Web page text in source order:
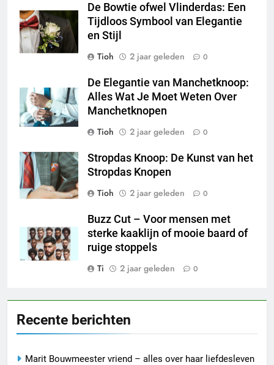
De Bowtie ofwel Vlinderdas: Een
Tijdloos Symbool van Elegantie
en Stijl
Tioh
2 jaar geleden 0
De Elegantie van Manchetknoop:
Alles Wat Je Moet Weten Over
Manchetknopen
Tioh
2 jaar geleden 0
Stropdas Knoop: De Kunst van het
Stropdas Knopen
Tioh
2 jaar geleden 0
Buzz Cut – Voor mensen met
sterke kaaklijn of mooie baard of
ruige stoppels
Ti
2 jaar geleden 0
Recente berichten
Marit Bouwmeester vriend – alles over haar liefdesleven